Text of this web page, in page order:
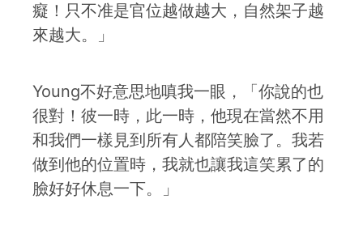
癡！只不准是官位越做越大，自然架子越
來越大。」
Young不好意思地嗔我一眼，「你說的也
很對！彼一時，此一時，他現在當然不用
和我們一樣見到所有人都陪笑臉了。我若
做到他的位置時，我就也讓我這笑累了的
臉好好休息一下。」